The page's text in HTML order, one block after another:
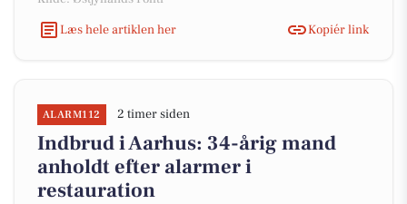
Læs hele artiklen her
Kopiér link
ALARM112 2 timer siden
Indbrud i Aarhus: 34-årig mand
anholdt efter alarmer i
restauration